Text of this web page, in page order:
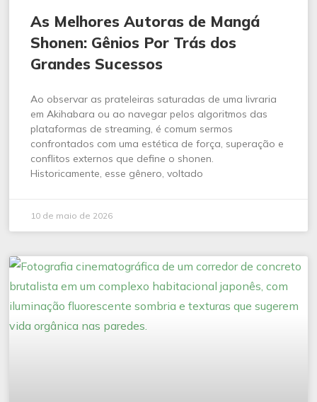
As Melhores Autoras de Mangá
Shonen: Gênios Por Trás dos
Grandes Sucessos
Ao observar as prateleiras saturadas de uma livraria
em Akihabara ou ao navegar pelos algoritmos das
plataformas de streaming, é comum sermos
confrontados com uma estética de força, superação e
conflitos externos que define o shonen.
Historicamente, esse gênero, voltado
10 de maio de 2026